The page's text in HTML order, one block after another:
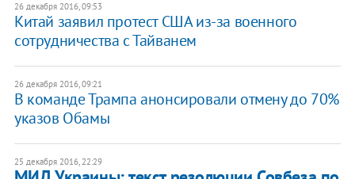
26 декабря 2016, 09:53
Китай заявил протест США из-за военного
сотрудничества с Тайванем
26 декабря 2016, 09:21
В команде Трампа анонсировали отмену до 70%
указов Обамы
25 декабря 2016, 22:29